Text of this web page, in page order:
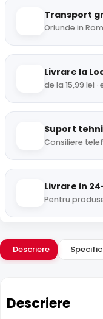
Transport
Oriunde in
Livrare la
de la 15,99 lei
Suport
Consiliere
Livrare in
Pentru
Descriere
Descriere